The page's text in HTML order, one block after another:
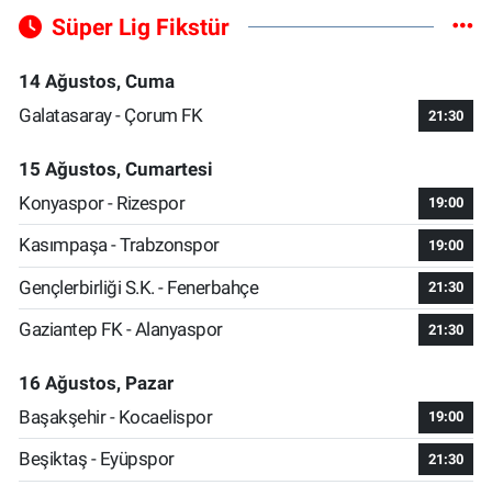
Süper Lig Fikstür
14 Ağustos, Cuma
Galatasaray - Çorum FK
21:30
15 Ağustos, Cumartesi
Konyaspor - Rizespor
19:00
Kasımpaşa - Trabzonspor 19:00
Gençlerbirliği S.K. - Fenerbahçe 21:30
Gaziantep FK - Alanyaspor 21:30
16 Ağustos, Pazar
Başakşehir - Kocaelispor
19:00
Beşiktaş - Eyüpspor 21:30